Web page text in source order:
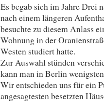
Es begab sich im Jahre Drei
nach einem längeren
besuchte zu diesem Anlass
Wohnung in der
Westen studiert hatte.
Zur Auswahl stünden
kann man in Berlin
Wir entschieden uns für ein
angesagtesten besetzten